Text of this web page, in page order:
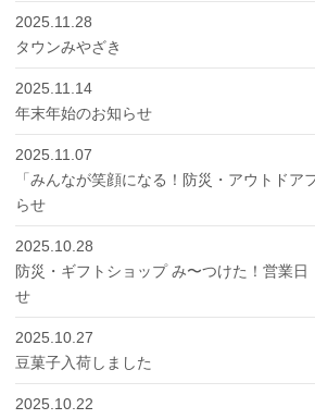
2025.11.28
タウンみやざき
2025.11.14
年末年始のお知らせ
2025.11.07
「みんなが笑顔になる！防災・アウトドア
らせ
2025.10.28
防災・ギフトショップ み〜つけた！営業日
せ
2025.10.27
豆菓子入荷しました
2025.10.22